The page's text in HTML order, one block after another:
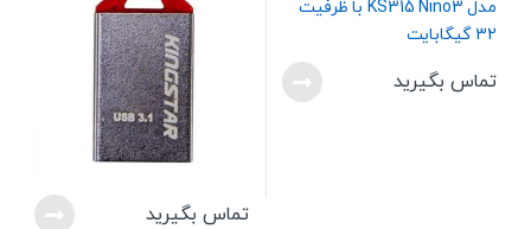
تماس بگیرید
تماس بگیرید